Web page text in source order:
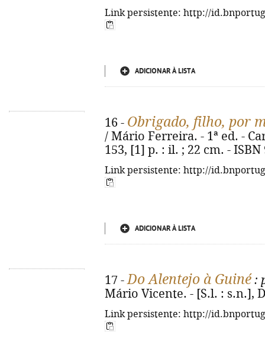
Link persistente: http://
ADICIONAR À LISTA
16 - Obrigado, filho, por
/ Mário Ferreira. - 1ª ed. -
153, [1] p. : il. ; 22 cm. - ISBN
Link persistente: http://
ADICIONAR À LISTA
17 -Do Alentejo à Guiné :
Mário Vicente. - [S.l. : s.n.],
Link persistente: http://